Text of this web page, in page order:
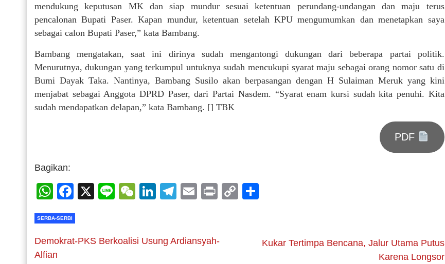
mendukung keputusan MK dan siap mundur sesuai ketentuan perundang-undangan dan maju terus
pencalonan Bupati Paser. Kapan mundur, ketentuan setelah KPU mengumumkan dan menetapkan saya
sebagai calon Bupati Paser,” kata Bambang.
Bambang mengatakan, saat ini dirinya sudah mengantongi dukungan dari beberapa partai politik.
Menurutnya, dukungan yang terkumpul untuknya sudah mencukupi syarat maju sebagai orang nomor satu di
Bumi Dayak Taka. Nantinya, Bambang Susilo akan berpasangan dengan H Sulaiman Meruk yang kini
menjabat sebagai Anggota DPRD Paser, dari Partai Nasdem. “Syarat enam kursi sudah kita penuhi. Kita
sudah mendapatkan delapan,” kata Bambang. [] TBK
PDF
Bagikan:
WhatsApp
Facebook
X LineWeChat
LinkedIn
Telegram
Email
PrintCopy
SERBA-SERBI
Demokrat-PKS Berkoalisi Usung Ardiansyah-
Alfian
Kukar Tertimpa Bencana, Jalur Utama Putus
Karena Longsor